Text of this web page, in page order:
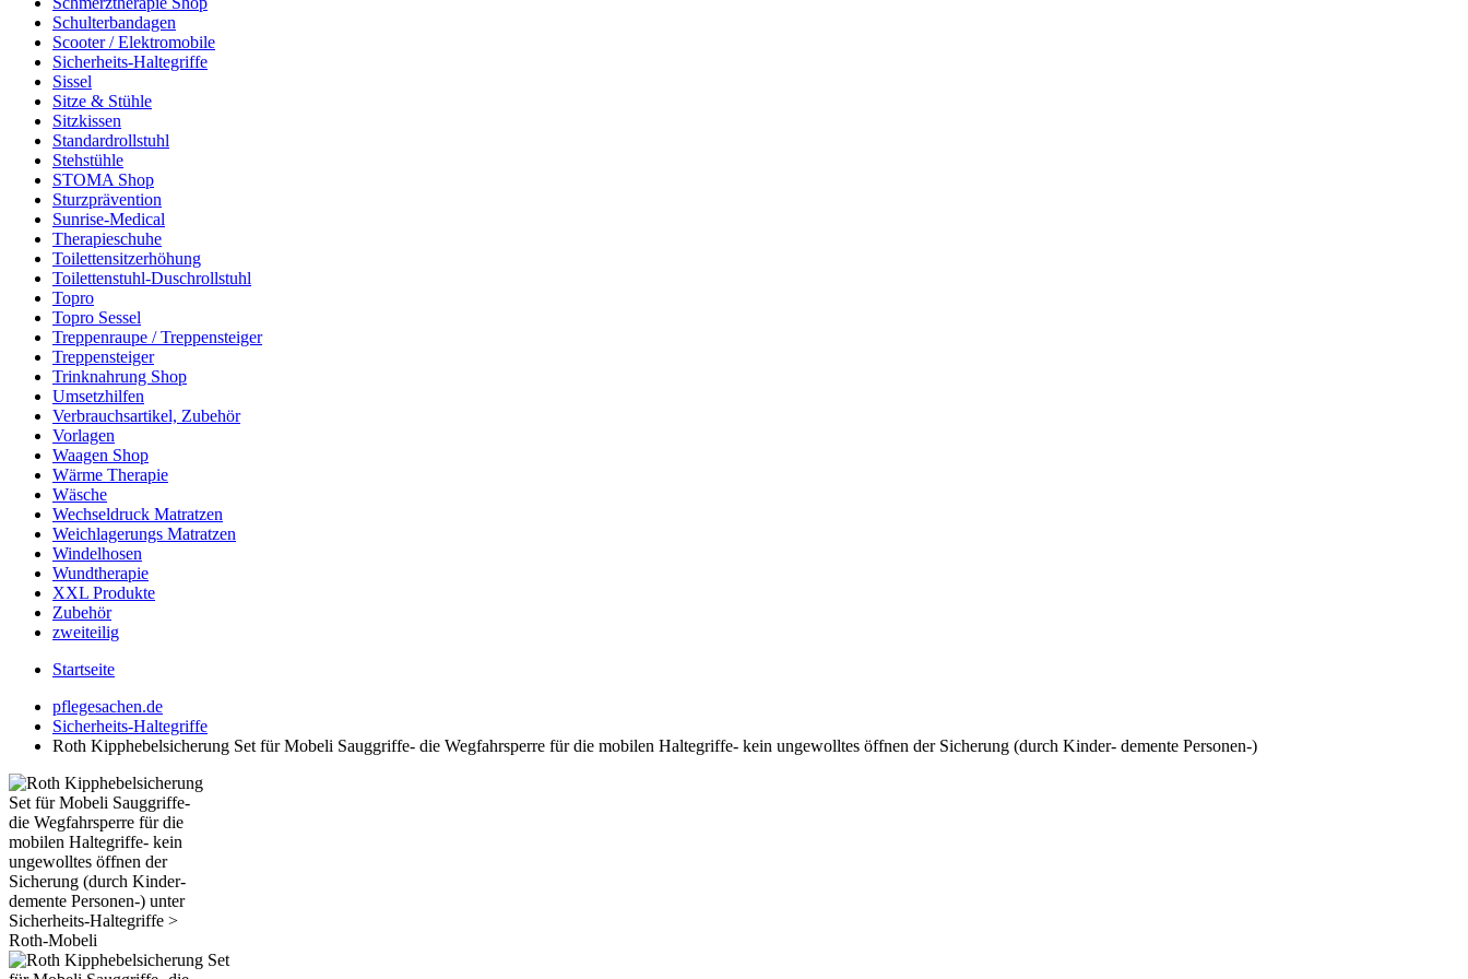
Schulterbandagen
Scooter / Elektromobile
Sicherheits-Haltegriffe
Sissel
Sitze & Stühle
Sitzkissen
Standardrollstuhl
Stehstühle
STOMA Shop
Sturzprävention
Sunrise-Medical
Therapieschuhe
Toilettensitzerhöhung
Toilettenstuhl-Duschrollstuhl
Topro
Topro Sessel
Treppenraupe / Treppensteiger
Treppensteiger
Trinknahrung Shop
Umsetzhilfen
Verbrauchsartikel, Zubehör
Vorlagen
Waagen Shop
Wärme Therapie
Wäsche
Wechseldruck Matratzen
Weichlagerungs Matratzen
Windelhosen
Wundtherapie
XXL Produkte
Zubehör
zweiteilig
Startseite
pflegesachen.de
Sicherheits-Haltegriffe
Roth Kipphebelsicherung Set für Mobeli Sauggriffe- die Wegfahrsperre für die mobilen Haltegriffe- kein ungewolltes öffnen der Sicherung (durch Kinder- demente Personen-)